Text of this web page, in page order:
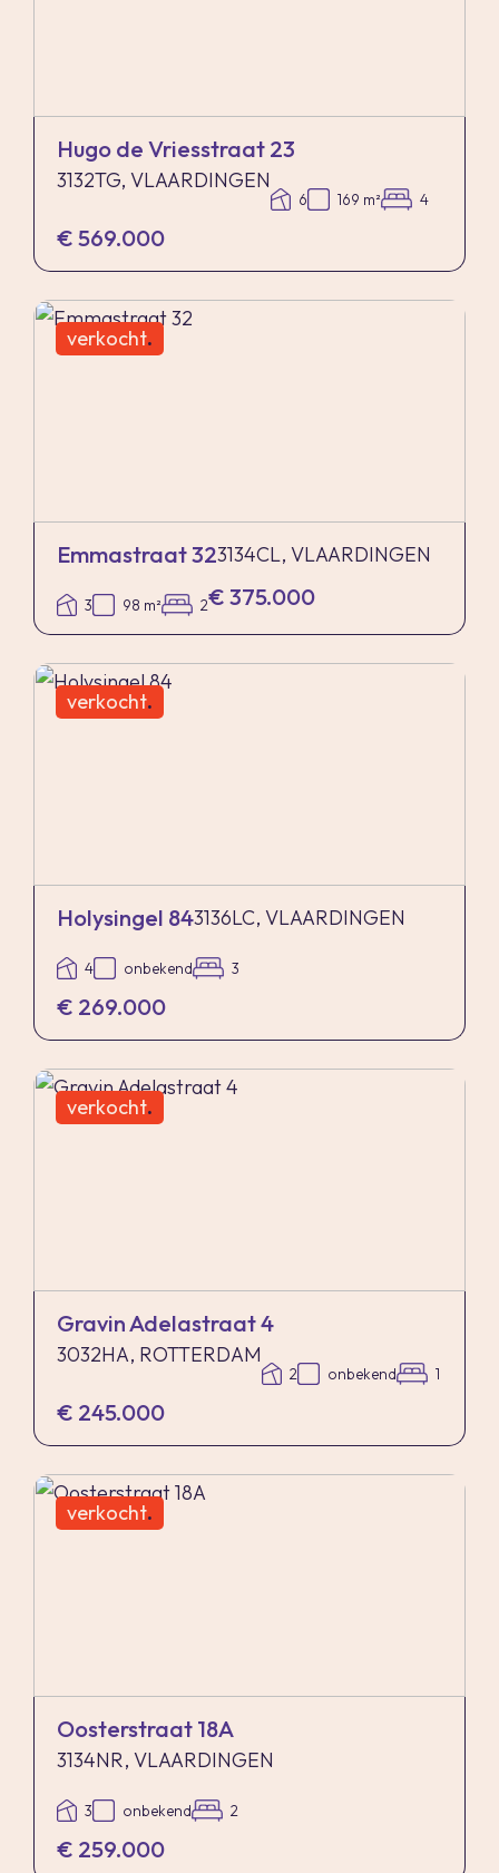
Hugo de Vriesstraat 23
3132TG, VLAARDINGEN
6 169 m² 4
€ 569.000
verkocht.
Emmastraat 323134CL, VLAARDINGEN
3 98 m² 2€ 375.000
verkocht.
Holysingel 843136LC, VLAARDINGEN
4 onbekend 3
€ 269.000
verkocht.
Gravin Adelastraat 4
3032HA, ROTTERDAM
2 onbekend 1
€ 245.000
verkocht.
Oosterstraat 18A
3134NR, VLAARDINGEN
3 onbekend 2
€ 259.000